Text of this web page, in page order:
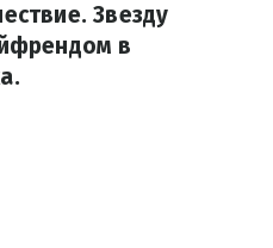
Звезду
в